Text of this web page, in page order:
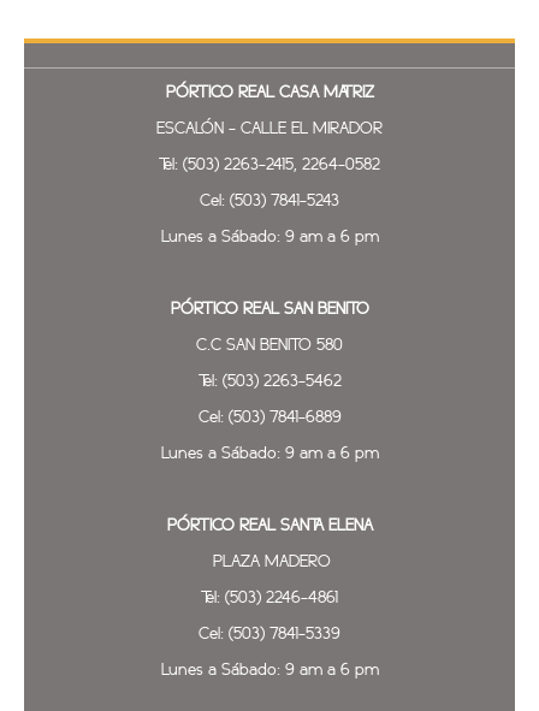
PÓRTICO REAL CASA MATRIZ
ESCALÓN - CALLE EL MIRADOR
Tel: (503) 2263-2415, 2264-0582
Cel: (503) 7841-5243
Lunes a Sábado: 9 am a 6 pm
PÓRTICO REAL SAN BENITO
C.C SAN BENITO 580
Tel: (503) 2263-5462
Cel: (503) 7841-6889
Lunes a Sábado: 9 am a 6 pm
PÓRTICO REAL SANTA ELENA
PLAZA MADERO
Tel: (503) 2246-4861
Cel: (503) 7841-5339
Lunes a Sábado: 9 am a 6 pm